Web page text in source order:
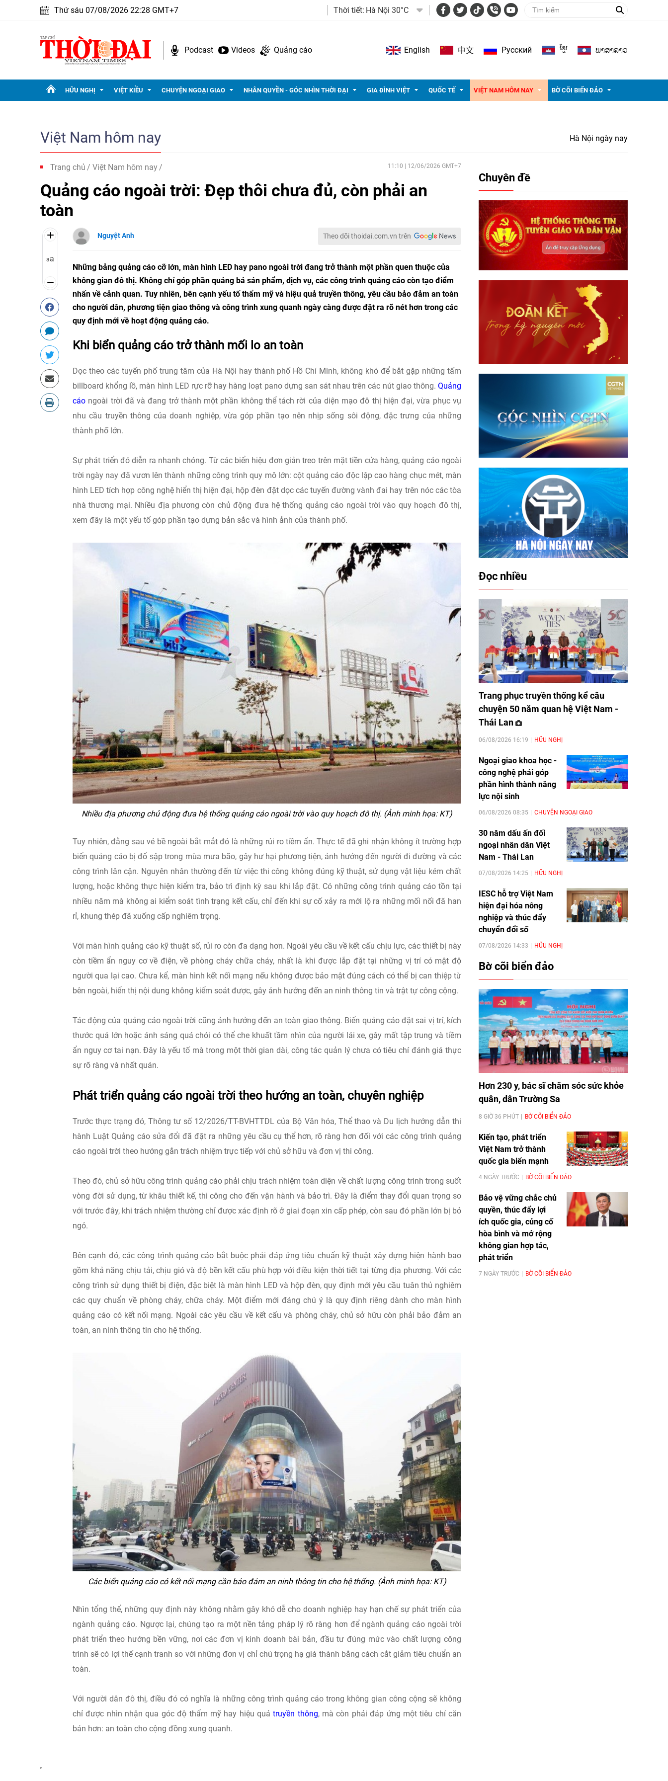
Thứ sáu 07/08/2026 22:28 GMT+7 Thời tiết: Hà Nội 30°C
Podcast Videos Quảng cáo English 中文 Pусский ខ្មែរ ພາ​ສາ​ລາວ
HỮU NGHỊ VIỆT KIỀU CHUYỆN NGOẠI GIAO NHÂN QUYỀN - GÓC NHÌN THỜI ĐẠI GIA ĐÌNH VIỆT QUỐC TẾ VIỆT NAM HÔM NAY BỜ CÕI BIỂN ĐẢO
Việt Nam hôm nay Hà Nội ngày nay
Trang chủ Việt Nam hôm nay 11:10 | 12/06/2026 GMT+7
Quảng cáo ngoài trời: Đẹp thôi chưa đủ, còn phải an
toàn
aa
Nguyệt Anh Theo dõi thoidai.com.vn trên
Những bảng quảng cáo cỡ lớn, màn hình LED hay pano ngoài trời đang trở thành một phần quen thuộc của
không gian đô thị. Không chỉ góp phần quảng bá sản phẩm, dịch vụ, các công trình quảng cáo còn tạo điểm
nhấn về cảnh quan. Tuy nhiên, bên cạnh yếu tố thẩm mỹ và hiệu quả truyền thông, yêu cầu bảo đảm an toàn
cho người dân, phương tiện giao thông và công trình xung quanh ngày càng được đặt ra rõ nét hơn trong các
quy định mới về hoạt động quảng cáo.
Khi biển quảng cáo trở thành mối lo an toàn
Dọc theo các tuyến phố trung tâm của Hà Nội hay thành phố Hồ Chí Minh, không khó để bắt gặp những tấm
billboard khổng lồ, màn hình LED rực rỡ hay hàng loạt pano dựng san sát nhau trên các nút giao thông. Quảng
cáo ngoài trời đã và đang trở thành một phần không thể tách rời của diện mạo đô thị hiện đại, vừa phục vụ
nhu cầu truyền thông của doanh nghiệp, vừa góp phần tạo nên nhịp sống sôi động, đặc trưng của những
thành phố lớn.
Sự phát triển đó diễn ra nhanh chóng. Từ các biển hiệu đơn giản treo trên mặt tiền cửa hàng, quảng cáo ngoài
trời ngày nay đã vươn lên thành những công trình quy mô lớn: cột quảng cáo độc lập cao hàng chục mét, màn
hình LED tích hợp công nghệ hiển thị hiện đại, hộp đèn đặt dọc các tuyến đường vành đai hay trên nóc các tòa
nhà thương mại. Nhiều địa phương còn chủ động đưa hệ thống quảng cáo ngoài trời vào quy hoạch đô thị,
xem đây là một yếu tố góp phần tạo dựng bản sắc và hình ảnh của thành phố.
Nhiều địa phương chủ động đưa hệ thống quảng cáo ngoài trời vào quy hoạch đô thị. (Ảnh minh họa: KT)
Tuy nhiên, đằng sau vẻ bề ngoài bắt mắt đó là những rủi ro tiềm ẩn. Thực tế đã ghi nhận không ít trường hợp
biển quảng cáo bị đổ sập trong mùa mưa bão, gây hư hại phương tiện, ảnh hưởng đến người đi đường và các
công trình lân cận. Nguyên nhân thường đến từ việc thi công không đúng kỹ thuật, sử dụng vật liệu kém chất
lượng, hoặc không thực hiện kiểm tra, bảo trì định kỳ sau khi lắp đặt. Có những công trình quảng cáo tồn tại
nhiều năm mà không ai kiểm soát tình trạng kết cấu, chỉ đến khi sự cố xảy ra mới lộ ra những mối nối đã han
rỉ, khung thép đã xuống cấp nghiêm trọng.
Với màn hình quảng cáo kỹ thuật số, rủi ro còn đa dạng hơn. Ngoài yêu cầu về kết cấu chịu lực, các thiết bị này
còn tiềm ẩn nguy cơ về điện, về phòng cháy chữa cháy, nhất là khi được lắp đặt tại những vị trí có mật độ
người qua lại cao. Chưa kể, màn hình kết nối mạng nếu không được bảo mật đúng cách có thể bị can thiệp từ
bên ngoài, hiển thị nội dung không kiểm soát được, gây ảnh hưởng đến an ninh thông tin và trật tự công cộng.
Tác động của quảng cáo ngoài trời cũng ảnh hưởng đến an toàn giao thông. Biển quảng cáo đặt sai vị trí, kích
thước quá lớn hoặc ánh sáng quá chói có thể che khuất tầm nhìn của người lái xe, gây mất tập trung và tiềm
ẩn nguy cơ tai nạn. Đây là yếu tố mà trong một thời gian dài, công tác quản lý chưa có tiêu chí đánh giá thực
sự rõ ràng và nhất quán.
Phát triển quảng cáo ngoài trời theo hướng an toàn, chuyên nghiệp
Trước thực trạng đó, Thông tư số 12/2026/TT-BVHTTDL của Bộ Văn hóa, Thể thao và Du lịch hướng dẫn thi
hành Luật Quảng cáo sửa đổi đã đặt ra những yêu cầu cụ thể hơn, rõ ràng hơn đối với các công trình quảng
cáo ngoài trời theo hướng gắn trách nhiệm trực tiếp với chủ sở hữu và đơn vị thi công.
Theo đó, chủ sở hữu công trình quảng cáo phải chịu trách nhiệm toàn diện về chất lượng công trình trong suốt
vòng đời sử dụng, từ khâu thiết kế, thi công cho đến vận hành và bảo trì. Đây là điểm thay đổi quan trọng so
với trước đây, khi trách nhiệm thường chỉ được xác định rõ ở giai đoạn xin cấp phép, còn sau đó phần lớn bị bỏ
ngỏ.
Bên cạnh đó, các công trình quảng cáo bắt buộc phải đáp ứng tiêu chuẩn kỹ thuật xây dựng hiện hành bao
gồm khả năng chịu tải, chịu gió và độ bền kết cấu phù hợp với điều kiện thời tiết tại từng địa phương. Với các
công trình sử dụng thiết bị điện, đặc biệt là màn hình LED và hộp đèn, quy định mới yêu cầu tuân thủ nghiêm
các quy chuẩn về phòng cháy, chữa cháy. Một điểm mới đáng chú ý là quy định riêng dành cho màn hình
quảng cáo có kết nối mạng. Ngoài các yêu cầu về kết cấu và phòng cháy, chủ sở hữu còn phải bảo đảm an
toàn, an ninh thông tin cho hệ thống.
Các biển quảng cáo có kết nối mạng cần bảo đảm an ninh thông tin cho hệ thống. (Ảnh minh họa: KT)
Nhìn tổng thể, những quy định này không nhằm gây khó dễ cho doanh nghiệp hay hạn chế sự phát triển của
ngành quảng cáo. Ngược lại, chúng tạo ra một nền tảng pháp lý rõ ràng hơn để ngành quảng cáo ngoài trời
phát triển theo hướng bền vững, nơi các đơn vị kinh doanh bài bản, đầu tư đúng mức vào chất lượng công
trình sẽ có lợi thế cạnh tranh so với những đơn vị chỉ chú trọng hạ giá thành bằng cách cắt giảm tiêu chuẩn an
toàn.
Với người dân đô thị, điều đó có nghĩa là những công trình quảng cáo trong không gian công cộng sẽ không
chỉ được nhìn nhận qua góc độ thẩm mỹ hay hiệu quảtruyền thông, mà còn phải đáp ứng một tiêu chí căn
bản hơn: an toàn cho cộng đồng xung quanh.
Chuyên đề
Đọc nhiều
Trang phục truyền thống kể câu
chuyện 50 năm quan hệ Việt Nam -
Thái Lan
06/08/2026 16:19 HỮU NGHỊ
Ngoại giao khoa học -
công nghệ phải góp
phần hình thành năng
lực nội sinh
06/08/2026 08:35 CHUYỆN NGOẠI GIAO
30 năm dấu ấn đối
ngoại nhân dân Việt
Nam - Thái Lan
07/08/2026 14:25 HỮU NGHỊ
IESC hỗ trợ Việt Nam
hiện đại hóa nông
nghiệp và thúc đẩy
chuyển đổi số
07/08/2026 14:33 HỮU NGHỊ
Bờ cõi biển đảo
Hơn 230 y, bác sĩ chăm sóc sức khỏe
quân, dân Trường Sa
8 GIỜ 36 PHÚT BỜ CÕI BIỂN ĐẢO
Kiến tạo, phát triển
Việt Nam trở thành
quốc gia biển mạnh
4 NGÀY TRƯỚC BỜ CÕI BIỂN ĐẢO
Bảo vệ vững chắc chủ
quyền, thúc đẩy lợi
ích quốc gia, củng cố
hòa bình và mở rộng
không gian hợp tác,
phát triển
7 NGÀY TRƯỚC BỜ CÕI BIỂN ĐẢO